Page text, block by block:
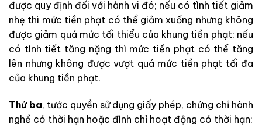
được quy định đối với hành vi đó; nếu có tình tiết giảm
nhẹ thì mức tiền phạt có thể giảm xuống nhưng không
được giảm quá mức tối thiểu của khung tiền phạt; nếu
có tình tiết tăng nặng thì mức tiền phạt có thể tăng
lên nhưng không được vượt quá mức tiền phạt tối đa
của khung tiền phạt.
Thứ ba, tước quyền sử dụng giấy phép, chứng chỉ hành
nghề có thời hạn hoặc đình chỉ hoạt động có thời hạn;